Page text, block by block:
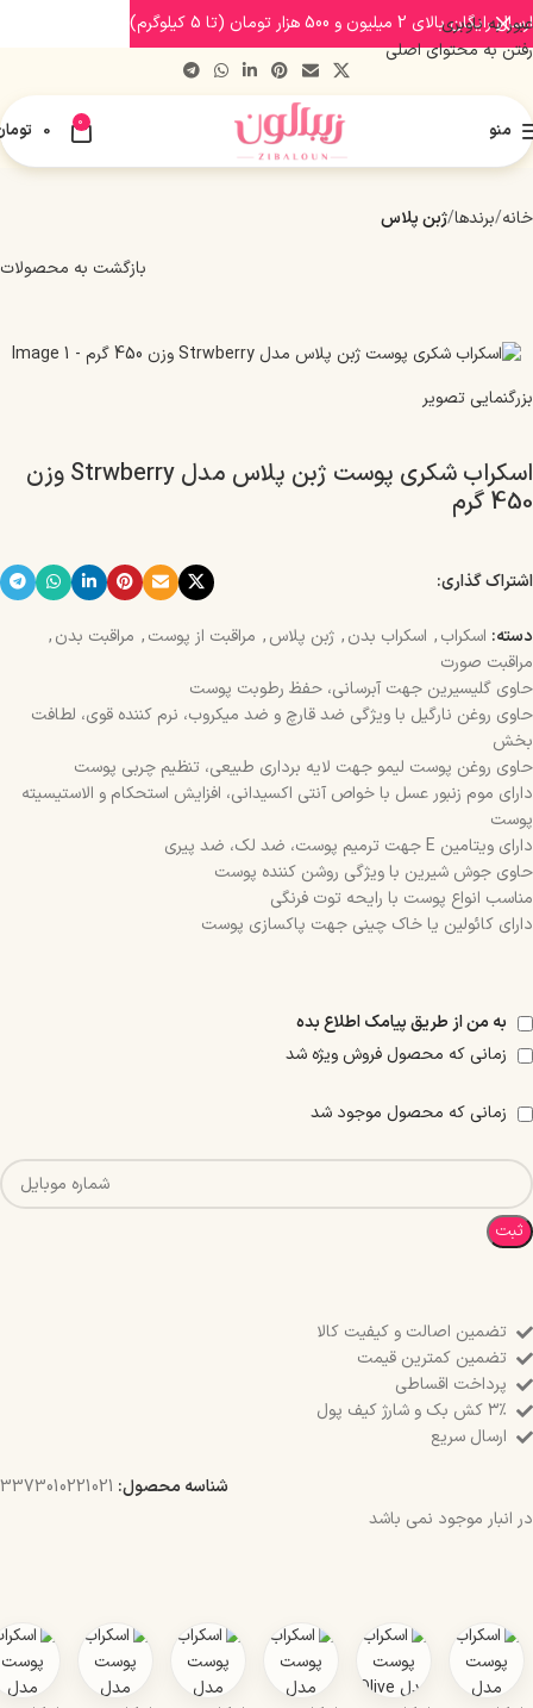
عبور به ناوبری
رفتن به محتوای اصلی
منو 0
0
خانه برندها ژبن پلاس
بازگشت به محصولات
بزرگنمایی تصویر
اسکراب شکری پوست ژبن پلاس مدل Strwberry وزن
450 گرم
اشتراک گذاری:
دسته: اسکراب, اسکراب بدن, ژبن پلاس, مراقبت از پوست, مراقبت بدن,
مراقبت صورت
حاوی گلیسیرین جهت آبرسانی، حفظ رطوبت پوست
حاوی روغن نارگیل با ویژگی ضد قارچ و ضد میکروب، نرم کننده قوی، لطافت
بخش
حاوی روغن پوست لیمو جهت لایه برداری طبیعی، تنظیم چربی پوست
دارای موم زنبور عسل با خواص آنتی اکسیدانی، افزایش استحکام و الاستیسیته
پوست
دارای ویتامین E جهت ترمیم پوست، ضد لک، ضد پیری
حاوی جوش شیرین با ویژگی روشن کننده پوست
مناسب انواع پوست با رایحه توت فرنگی
دارای کائولین یا خاک چینی جهت پاکسازی پوست
به من از طریق پیامک اطلاع بده
زمانی که محصول فروش ویژه شد
زمانی که محصول موجود شد
ثبت
تضمین اصالت و کیفیت کالا
تضمین کمترین قیمت
پرداخت اقساطی
۳٪ کش بک و شارژ کیف پول
ارسال سریع
شناسه محصول: 3373010221021
در انبار موجود نمی باشد
ارسال رایگان بالای 2 میلیون و 500 هزار تومان (تا 5 کیلوگرم)